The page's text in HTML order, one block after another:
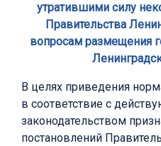
утратившими силу
Правительства
вопросам размещения
В целях приведения
в соответствие с
законодательством
постановлений